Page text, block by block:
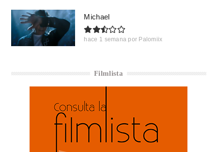
Michael
hace 1 semana por Palomiix
Filmlista